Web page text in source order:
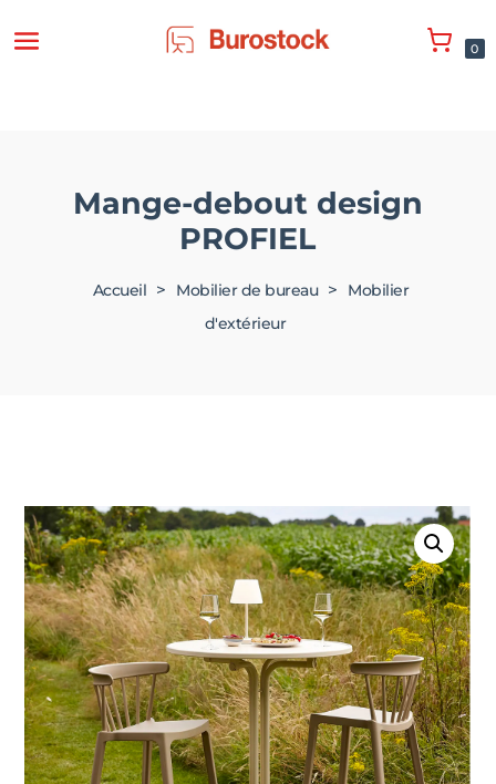
0
Mange-debout design
PROFIEL
Accueil > Mobilier de bureau >
Mobilier
d'extérieur